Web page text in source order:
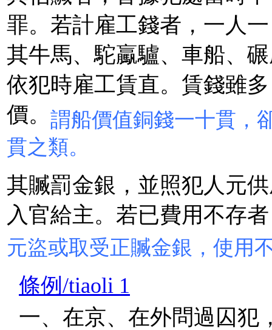
罪。若計雇工錢者，一人
其牛馬、駝驘驢、車船、
依犯時雇工賃直。賃錢雖
價。 謂船價值銅錢一十貫，
貫之類。
其贓罰金銀，並照犯人元
入官給主。若已費用不存
元盜或取受正贓金銀，使用
條例/tiaoli 1
一、在京、在外問過囚犯